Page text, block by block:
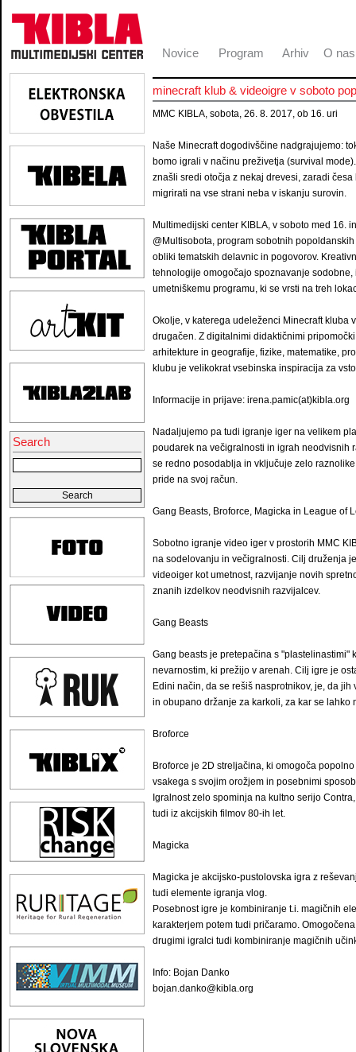
Novice Program Arhiv O nas
Search
minecraft klub & videoigre v soboto
MMC KIBLA, sobota, 26. 8. 2017, ob 16. uri
Naše Minecraft dogodivščine nadgrajujemo:
bomo igrali v načinu preživetja (survival
znašli sredi otočja z nekaj drevesi, zaradi
migrirati na vse strani neba v iskanju surovin.
Multimedijski center KIBLA, v soboto med 16.
@Multisobota, program sobotnih
obliki tematskih delavnic in pogovorov.
tehnologije omogočajo spoznavanje
umetniškemu programu, ki se vrsti na treh
Okolje, v katerega udeleženci Minecraft kluba
drugačen. Z digitalnimi didaktičnimi
arhitekture in geografije, fizike, matematike,
klubu je velikokrat vsebinska inspiracija za
Informacije in prijave: irena.pamic(at)kibla.org
Nadaljujemo pa tudi igranje iger na velikem
poudarek na večigralnosti in igrah neodvisnih
se redno posodablja in vključuje zelo
pride na svoj račun.
Gang Beasts, Broforce, Magicka in League of
Sobotno igranje video iger v prostorih MMC
na sodelovanju in večigralnosti. Cilj druženja
videoiger kot umetnost, razvijanje novih
znanih izdelkov neodvisnih razvijalcev.
Gang Beasts
Gang beasts je pretepačina s
nevarnostim, ki prežijo v arenah. Cilj igre je
Edini način, da se rešiš nasprotnikov, je, da
in obupano držanje za karkoli, za kar se lahko
Broforce
Broforce je 2D streljačina, ki omogoča
vsakega s svojim orožjem in posebnimi
Igralnost zelo spominja na kultno serijo
tudi iz akcijskih filmov 80-ih let.
Magicka
Magicka je akcijsko-pustolovska igra z
tudi elemente igranja vlog.
Posebnost igre je kombiniranje t.i. magičnih
karakterjem potem tudi pričaramo.
drugimi igralci tudi kombiniranje magičnih
Info: Bojan Danko
bojan.danko@kibla.org